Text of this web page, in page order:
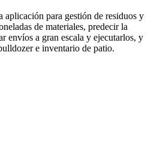
aplicación para gestión de residuos y
de materiales, predecir la
envíos a gran escala y ejecutarlos, y
e inventario de patio.